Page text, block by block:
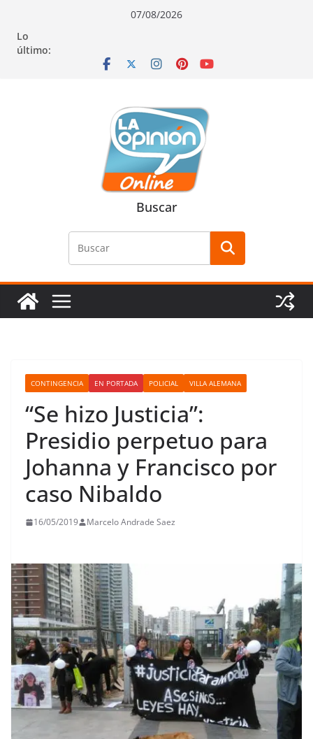
contenido
navegación
contenido
07/08/2026
Lo
último:
Buscar
CONTINGENCIA EN PORTADA POLICIAL VILLA ALEMANA
“Se hizo Justicia”:
Presidio perpetuo para
Johanna y Francisco por
caso Nibaldo
16/05/2019 Marcelo Andrade Saez